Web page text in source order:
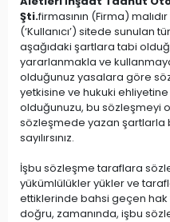
Şti.firmasının (Firma)
(‘Kullanıcı’) sitede sunulan
aşağıdaki şartlara tabi
yararlanmakla ve
olduğunuz yasalara göre
yetkisine ve hukuki
olduğunuzu, bu sözleşmeyi
sözleşmede yazan şartlarla
sayılırsınız.
İşbu sözleşme taraflara
yükümlülükler yükler ve
ettiklerinde bahsi geçen hak
doğru, zamanında, işbu